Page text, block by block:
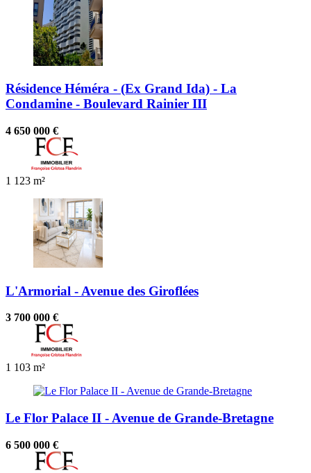
Résidence Héméra - (Ex Grand Ida) - La
Condamine - Boulevard Rainier III
4 650 000 €
1 123 m²
L'Armorial - Avenue des Giroflées
3 700 000 €
1 103 m²
Le Flor Palace II - Avenue de Grande-Bretagne
6 500 000 €